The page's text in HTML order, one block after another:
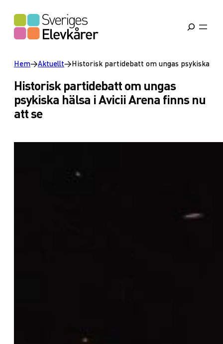
Hem→Aktuellt→ Historisk partidebatt om ungas psykiska
Historisk partidebatt om ungas
psykiska hälsa i Avicii Arena finns nu
att se